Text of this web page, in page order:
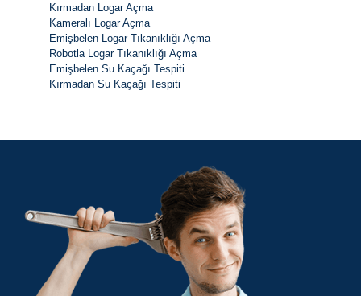
Kırmadan Logar Açma
Kameralı Logar Açma
Emişbelen Logar Tıkanıklığı Açma
Robotla Logar Tıkanıklığı Açma
Emişbelen Su Kaçağı Tespiti
Kırmadan Su Kaçağı Tespiti